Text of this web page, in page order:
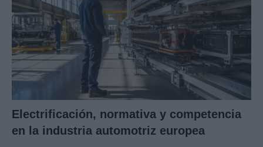
Electrificación, normativa y competencia
en la industria automotriz europea